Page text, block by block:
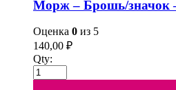
Морж – Брошь/значок
Оценка 0 из 5
140,00 ₽
Qty: